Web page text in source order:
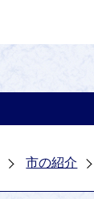
市の紹介